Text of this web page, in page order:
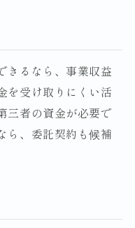
きるなら、事業収益
を受け取りにくい活
三者の資金が必要で
ら、委託契約も候補